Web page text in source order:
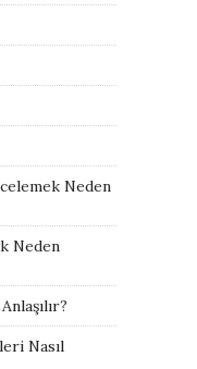
Neden
Neden
Nasıl